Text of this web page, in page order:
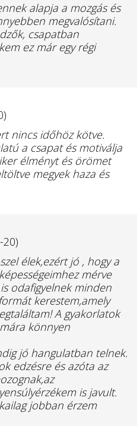
alapja a mozgás és
megvalósítani.
csapatban
ez már egy régi
nincs időhöz kötve.
a csapat és motiválja
élményt és örömet
megyek haza és
20)
élek,ezért jó , hogy a
mérve
odafigyelnek minden
kerestem,amely
A gyakorlatok
könnyen
jó hangulatban telnek.
edzésre és azóta az
is javult.
jobban érzem